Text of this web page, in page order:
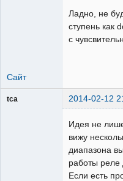
Ладно, не
ступень как
с
Сайт
tca 2014-02-12
Идея не
вижу
диапазона
работы реле
Если есть